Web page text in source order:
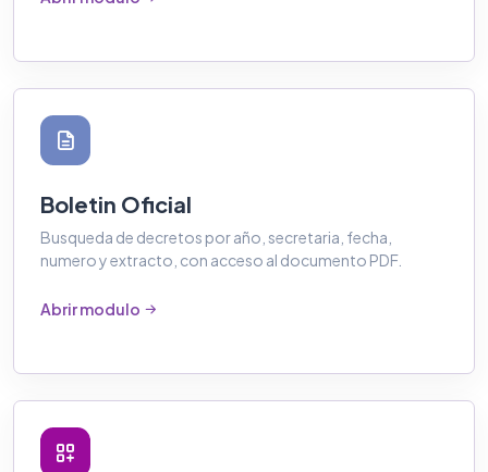
Boletin Oficial
Busqueda de decretos por año, secretaria, fecha,
numero y extracto, con acceso al documento PDF.
Abrir modulo